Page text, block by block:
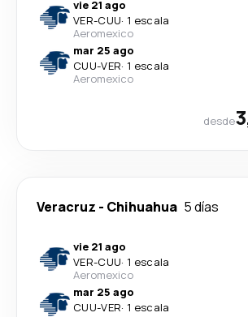
vie 21 ago
VER-CUU· 1 escala
Aeromexico
mar 25 ago
CUU-VER· 1 escala
Aeromexico
desde
Veracruz - Chihuahua 5 días
vie 21 ago
VER-CUU· 1 escala
Aeromexico
mar 25 ago
CUU-VER· 1 escala